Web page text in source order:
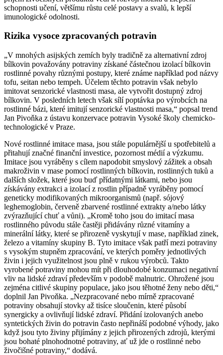
schopnosti učení, většímu růstu celé postavy a svalů, k lepší
imunologické odolnosti.
Rizika vysoce zpracovaných potravin
„V mnohých asijských zemích byly tradičně za alternativní zdroj
bílkovin považovány potraviny získané částečnou izolací bílkovin
rostlinné povahy různými postupy, které známe například pod názvy
tofu, seitan nebo tempeh. Účelem těchto potravin však nebylo
imitovat senzorické vlastnosti masa, ale vytvořit dostupný zdroj
bílkovin. V posledních letech však sílí poptávka po výrobcích na
rostlinné bázi, které imitují senzorické vlastnosti masa,“ popsal trend
Jan Pivoňka z ústavu konzervace potravin Vysoké školy chemicko-
technologické v Praze.
Nové rostlinné imitace masa, jsou stále populárnější u spotřebitelů a
přitahují značné finanční investice, pozornost médií a výzkumu.
Imitace jsou vyráběny s cílem napodobit smyslový zážitek a obsah
makroživin v mase pomocí rostlinných bílkovin, rostlinných tuků a
dalších složek, které jsou buď přídatnými látkami, nebo jsou
získávány extrakci a izolací z rostlin případně vyráběny pomocí
geneticky modifikovaných mikroorganismů (např. sójový
leghemoglobin, červeně zbarvené rostlinné extrakty a/nebo látky
zvýrazňující chuť a vůni). „Kromě toho jsou do imitací masa
rostlinného původu stále častěji přidávány různé vitamíny a
minerální látky, které se přirozeně vyskytují v mase, například zinek,
železo a vitamíny skupiny B. Tyto imitace však patří mezi potraviny
s vysokým stupněm zpracování, ve kterých poměry jednotlivých
živin i jejich využitelnost jsou plně v rukou výrobců. Takto
vyrobené potraviny mohou mít při dlouhodobé konzumaci negativní
vliv na lidské zdraví především v podobě malnutric. Ohrožené jsou
zejména citlivé skupiny populace, jako jsou těhotné ženy nebo děti,“
doplnil Jan Pivoňka. „Nezpracované nebo mírně zpracované
potraviny obsahují stovky až tisíce sloučenin, které působí
synergicky a ovlivňují lidské zdraví. Přidání izolovaných anebo
syntetických živin do potravin často nepřináší podobné výhody, jako
když jsou tyto živiny přijímány z jejich přirozených zdrojů, kterými
jsou bohaté plnohodnotné potraviny, ať už jde o rostlinné nebo
živočišné potraviny,“ dodává.